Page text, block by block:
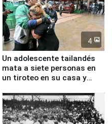
4
Un adolescente tailandés
mata a siete personas en
un tiroteo en su casa y